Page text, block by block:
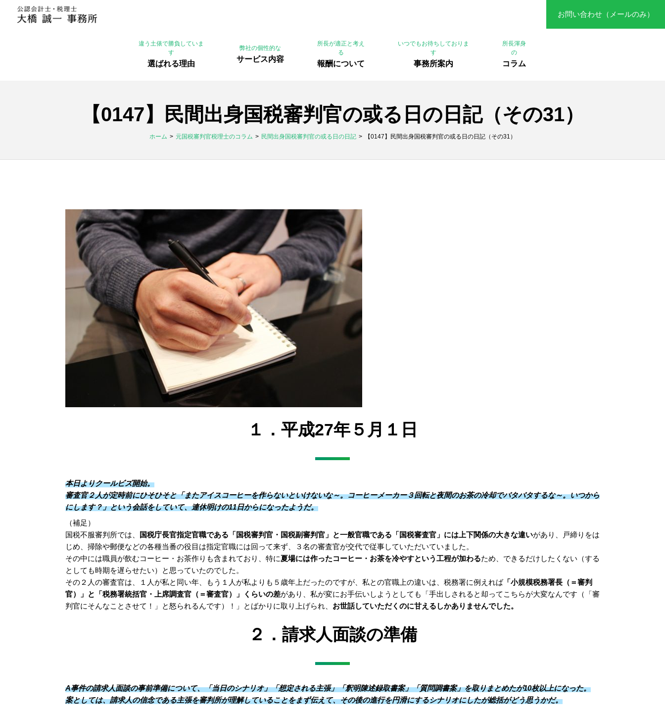
お問い合わせ（メールのみ）
違う土俵で勝負していま
す
選ばれる理由
弊社の個性的な
サービス内容
所長が適正と考え
る
報酬について
いつでもお待ちしておりま
す
事務所案内
所長渾身
の
コラム
【0147】民間出身国税審判官の或る日の日記（その31）
ホーム 元国税審判官税理士のコラム 民間出身国税審判官の或る日の日記 【0147】民間出身国税審判官の或る日の日記（その31）
１．平成27年５月１日
本日よりクールビズ開始。
審査官２人が定時前にひそひそと「またアイスコーヒーを作らないといけないな～。コーヒーメーカー３回転と夜間のお茶の冷却でバタバタするな～。いつから
にします？」という会話をしていて、連休明けの11日からになったようだ。
（補足）
国税不服審判所では、
国税庁長官指定官職である「国税審判官・国税副審判官」と一般官職である「国税審査官」には上下関係の大きな違いがあり、戸締りをは
じめ、掃除や郵便などの各種当番の役目は指定官職には回って来ず、３名の審査官が交代で従事していただいていました。
その中には職員が飲むコーヒー・お茶作りも含まれており、特に夏場には作ったコーヒー・お茶を冷やすという工程が加わるため、できるだけしたくない（する
としても時期を遅らせたい）と思っていたのでした。
その２人の審査官は、１人が私と同い年、もう１人が私よりも５歳年上だったのですが、私との官職上の違いは、税務署に例えれば「小規模税務署長（＝審判
官）」と「税務署統括官・上席調査官（＝審査官）」くらいの差があり、私が変にお手伝いしようとしても「手出しされると却ってこちらが大変なんです（「審
判官にそんなことさせて！」と怒られるんです）！」とばかりに取り上げられ、 お世話していただくのに甘えるしかありませんでした。
２．請求人面談の準備
A事件の請求人面談の事前準備について、「当日のシナリオ」「想定される主張」「釈明陳述録取書案」「質問調書案」を取りまとめたが10枚以上になった。
案としては、請求人の信念である主張を審判所が理解していることをまず伝えて、その後の進行を円滑にするシナリオにしたが総括がどう思うかだ。